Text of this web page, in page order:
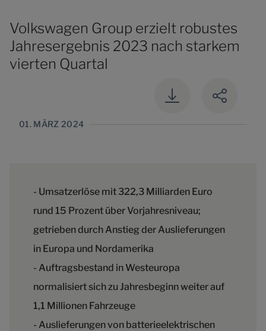
Volkswagen Group erzielt robustes
Jahresergebnis 2023 nach starkem
vierten Quartal
01. MÄRZ 2024
- Umsatzerlöse mit 322,3 Milliarden Euro
rund 15 Prozent über Vorjahresniveau;
getrieben durch Anstieg der Auslieferungen
in Europa und Nordamerika
- Auftragsbestand in Westeuropa
normalisiert sich zu Jahresbeginn weiter auf
1,1 Millionen Fahrzeuge
- Auslieferungen von batterieelektrischen